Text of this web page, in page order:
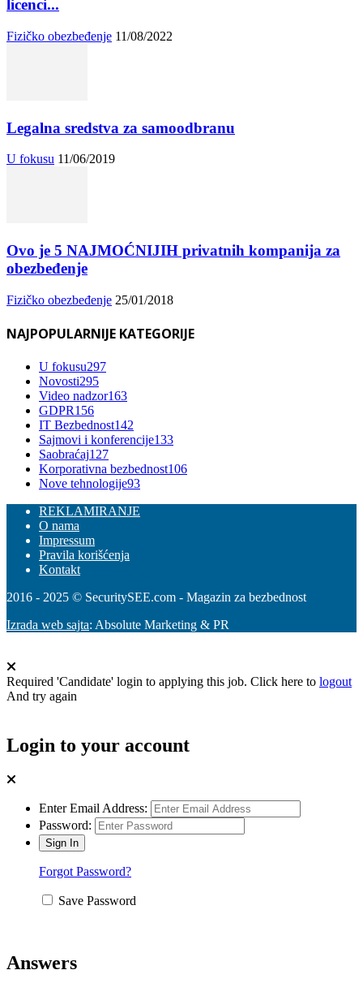
licenci...
Fizičko obezbeđenje 11/08/2022
Legalna sredstva za samoodbranu
U fokusu 11/06/2019
Ovo je 5 NAJMOĆNIJIH privatnih kompanija za
obezbeđenje
Fizičko obezbeđenje 25/01/2018
NAJPOPULARNIJE KATEGORIJE
U fokusu297
Novosti295
Video nadzor163
GDPR156
IT Bezbednost142
Sajmovi i konferencije133
Saobraćaj127
Korporativna bezbednost106
Nove tehnologije93
REKLAMIRANJE
O nama
Impressum
Pravila korišćenja
Kontakt
2016 - 2025 © SecuritySEE.com - Magazin za bezbednost
Izrada web sajta: Absolute Marketing & PR
Required 'Candidate' login to applying this job. Click here to logout
And try again
Login to your account
Enter Email Address:
Password:
Forgot Password?
Save Password
Answers